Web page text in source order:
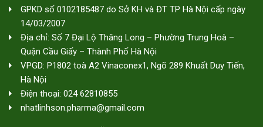
GPKD số 0102185487 do Sở KH và ĐT TP Hà Nội cấp ngày
14/03/2007
Địa chỉ: Số 7 Đại Lộ Thăng Long – Phường Trung Hoà –
Quận Cầu Giấy – Thành Phố Hà Nội
VPGD: P1802 toà A2 Vinaconex1, Ngõ 289 Khuất Duy Tiến,
Hà Nội
Điện thoại: 024 62810855
nhatlinhson.pharma@gmail.com